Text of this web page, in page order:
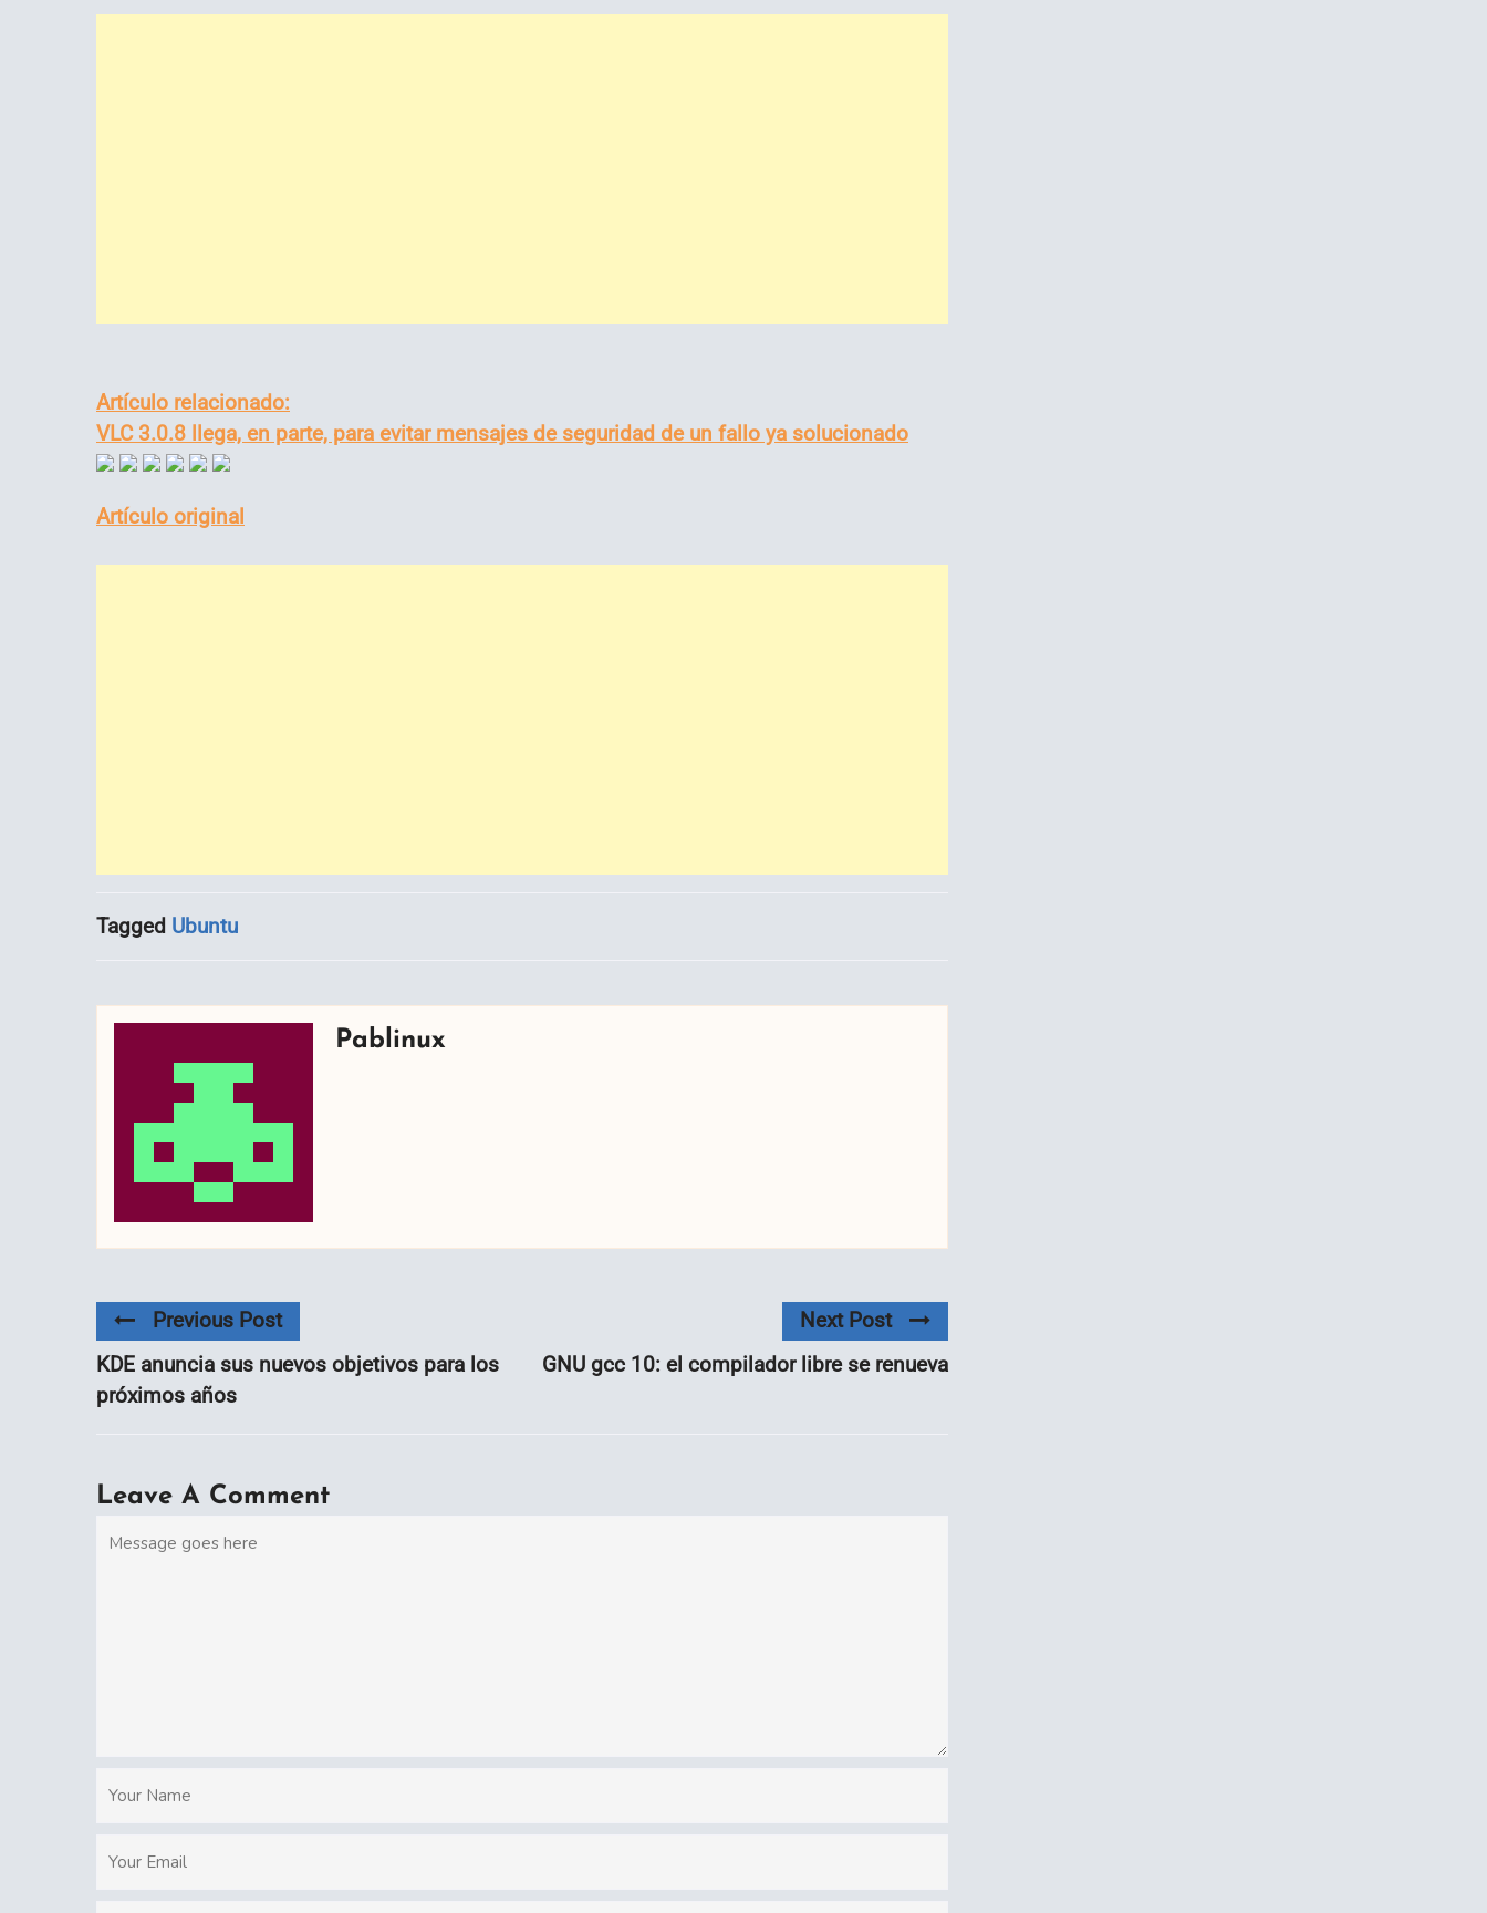
Artículo relacionado:
VLC 3.0.8 llega, en parte, para evitar mensajes de seguridad de un fallo ya solucionado
Artículo original
Tagged Ubuntu
Pablinux
Previous Post
KDE anuncia sus nuevos objetivos para los
próximos años
Next Post
GNU gcc 10: el compilador libre se renueva
Leave A Comment